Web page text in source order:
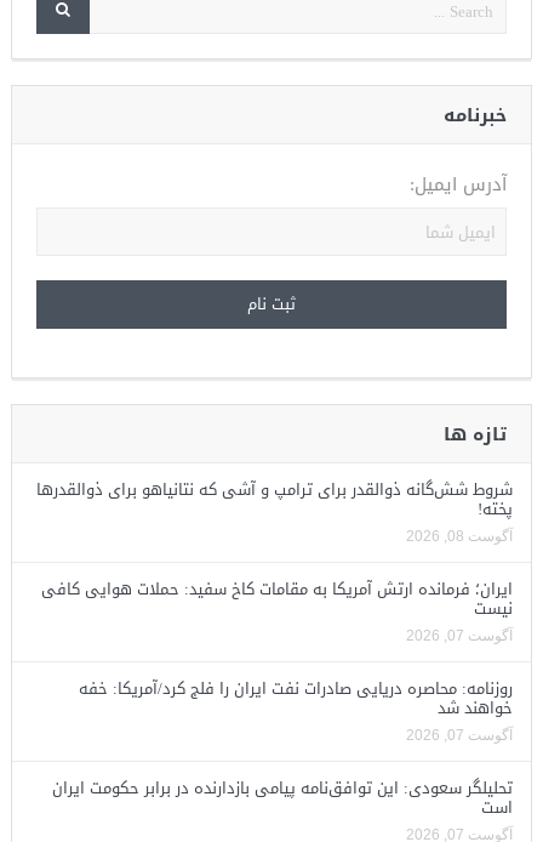
خبرنامه
آدرس ایمیل:
تازه ها
شروط شش‌گانه ذوالقدر برای ترامپ و آشی که نتانیاهو برای ذوالقدرها
پخته!
آگوست 08, 2026
ایران؛ فرمانده ارتش آمریکا به مقامات کاخ سفید: حملات هوایی کافی
نیست
آگوست 07, 2026
روزنامه: محاصره دریایی صادرات نفت ایران را فلج کرد/آمریکا: خفه
خواهند شد
آگوست 07, 2026
تحلیلگر سعودی: این توافق‌نامه پیامی بازدارنده در برابر حکومت ایران
است
آگوست 07, 2026